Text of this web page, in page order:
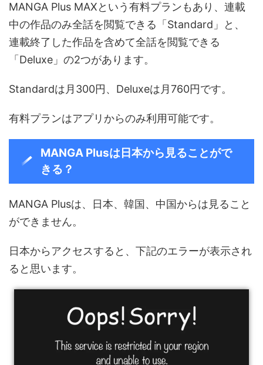
MANGA Plus MAXという有料プランもあり、連載
中の作品のみ全話を閲覧できる「Standard」と、
連載終了した作品を含めて全話を閲覧できる
「Deluxe」の2つがあります。
Standardは月300円、Deluxeは月760円です。
有料プランはアプリからのみ利用可能です。
MANGA Plusは日本から見ることがで
きる？
MANGA Plusは、日本、韓国、中国からは見ること
ができません。
日本からアクセスすると、下記のエラーが表示され
ると思います。